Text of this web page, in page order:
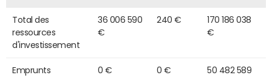
Total des
ressources
d'investissement
36 006 590
€
240 €
170 186 038
€
Emprunts
0 € 0 €
50 482 589